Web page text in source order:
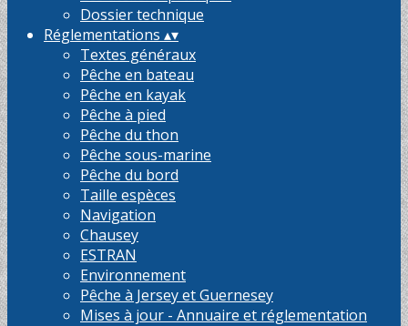
Dossier technique
Réglementations ▴▾
Textes généraux
Pêche en bateau
Pêche en kayak
Pêche à pied
Pêche du thon
Pêche sous-marine
Pêche du bord
Taille espèces
Navigation
Chausey
ESTRAN
Environnement
Pêche à Jersey et Guernesey
Mises à jour - Annuaire et réglementation